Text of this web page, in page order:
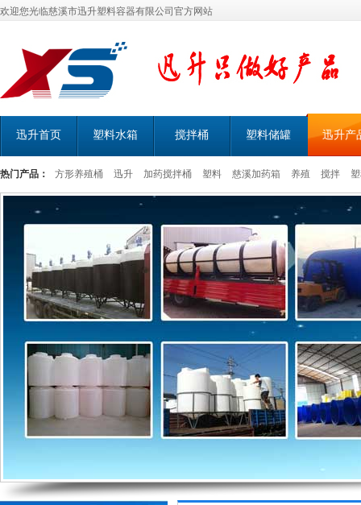
欢迎您光临慈溪市迅升塑料容器有限公司官方网站
迅升首页 塑料水箱 搅拌桶 塑料储罐 迅升产
热门产品： 方形养殖桶 迅升 加药搅拌桶 塑料 慈溪加药箱 养殖 搅拌